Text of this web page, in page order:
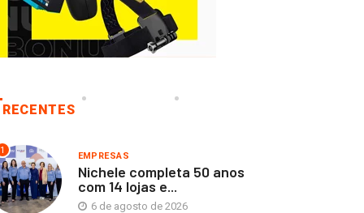
RECENTES
1 EMPRESAS
Nichele completa 50 anos
com 14 lojas e...
6 de agosto de 2026